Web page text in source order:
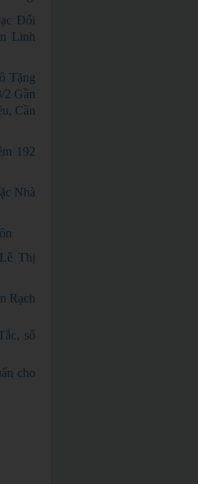
Đối
Linh
Tặng
2 Gần
Cần
192
Nhà
Thị
Rạch
sổ
cho